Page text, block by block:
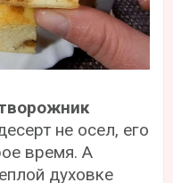
не осел, его
время. А
духовке